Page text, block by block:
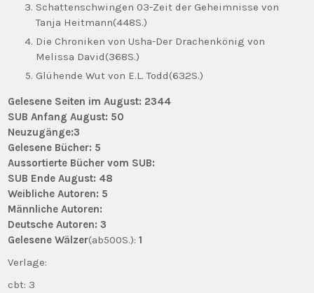
Schattenschwingen 03-Zeit der Geheimnisse von
Tanja Heitmann(448S.)
Die Chroniken von Usha-Der Drachenkönig von
Melissa David(368S.)
Glühende Wut von E.L. Todd(632S.)
Gelesene Seiten im August: 2344
SUB Anfang August: 50
Neuzugänge:3
Gelesene Bücher: 5
Aussortierte Bücher vom SUB:
SUB Ende August: 48
Weibliche Autoren: 5
Männliche Autoren:
Deutsche Autoren: 3
Gelesene Wälzer(ab500S.):1
Verlage:
cbt: 3